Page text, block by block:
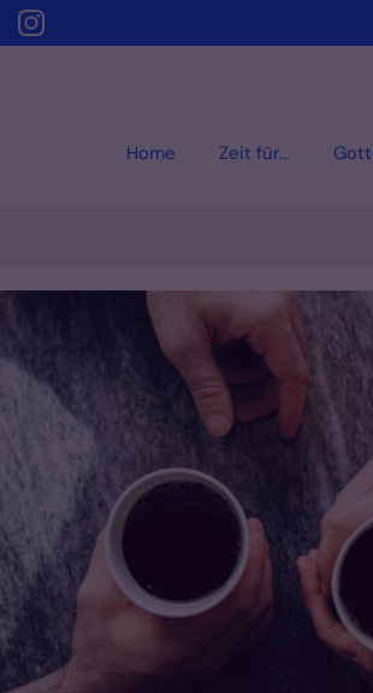
Home Zeit für...